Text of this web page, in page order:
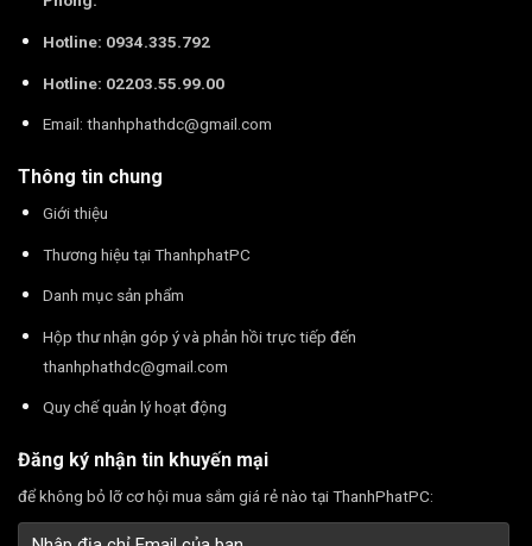
Hotline: 0934.335.792
Hotline: 02203.55.99.00
Email: thanhphathdc@gmail.com
Thông tin chung
Giới thiệu
Thương hiệu tại ThanhphatPC
Danh mục sản phẩm
Hộp thư nhận góp ý và phản hồi trực tiếp đến
thanhphathdc@gmail.com
Quy chế quản lý hoạt động
Đăng ký nhận tin khuyến mại
để không bỏ lỡ cơ hội mua sắm giá rẻ nào tại ThanhPhatPC: